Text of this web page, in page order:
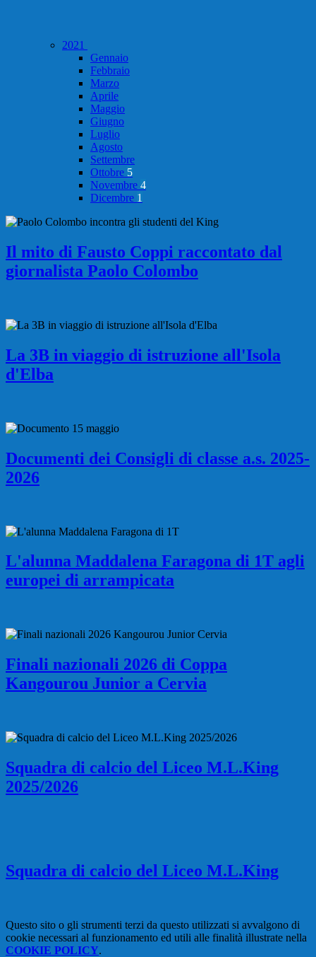
2021
Gennaio
Febbraio
Marzo
Aprile
Maggio
Giugno
Luglio
Agosto
Settembre
Ottobre 5
Novembre 4
Dicembre 1
Il mito di Fausto Coppi raccontato dal
giornalista Paolo Colombo
La 3B in viaggio di istruzione all'Isola
d'Elba
Documenti dei Consigli di classe a.s. 2025-
2026
L'alunna Maddalena Faragona di 1T agli
europei di arrampicata
Finali nazionali 2026 di Coppa
Kangourou Junior a Cervia
Squadra di calcio del Liceo M.L.King
2025/2026
Squadra di calcio del Liceo M.L.King
Questo sito o gli strumenti terzi da questo utilizzati si avvalgono di
cookie necessari al funzionamento ed utili alle finalità illustrate nella
COOKIE POLICY.